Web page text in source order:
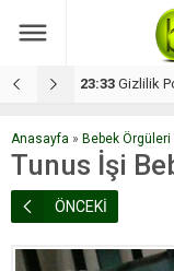
17:08 Dilan,
Anasayfa » Bebek Örgüleri
Tunus İşi
ÖNCEKİ